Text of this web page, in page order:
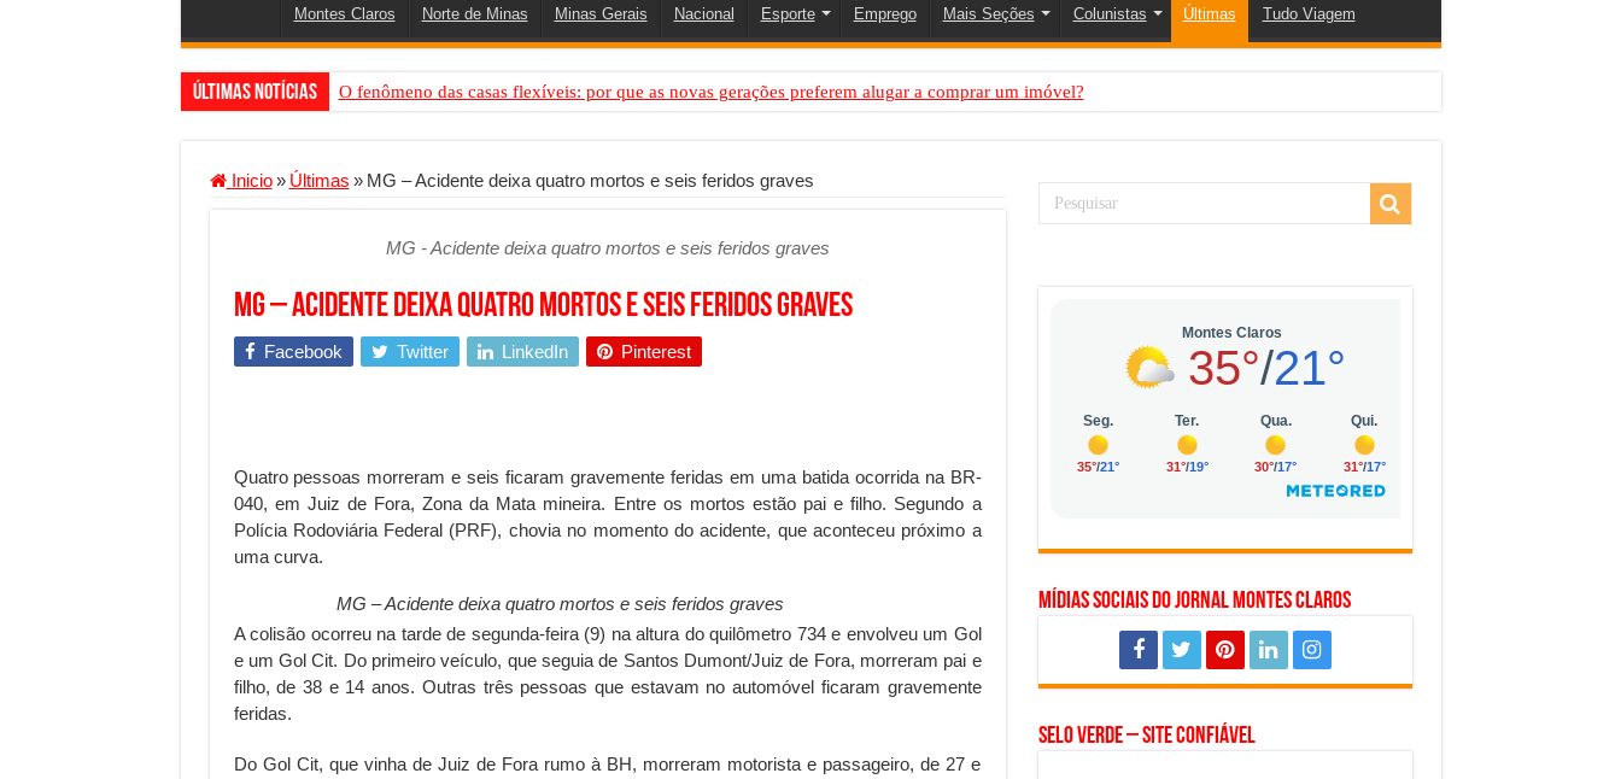
Montes Claros Norte de Minas Minas Gerais Nacional Esporte Emprego Mais Seções Colunistas Últimas Tudo Viagem
Últimas Notícias O fenômeno das casas flexíveis: por que as novas gerações preferem alugar a comprar um imóvel?
Conheça a melhor empresa de transfer passeios e traslados em Porto Seguro, Bahia
Mais da metade dos trabalhadores desconfia dos canais de denúncia das empresas
Comércio Interativo ganha força no Brasil com a chegada da VIVAMOMENTO ao polo empresarial da Vila Olímpia, em São Paulo
De economista a referência nacional: como Jaque Rosa ensina tarólogas a faturarem mais de R$ 10 mil no digital
Tomada de decisão estratégica: como usar dados e regulamentações a seu favor
Investimento em energia limpa chega para brasileiros: ZCT traz oportunidades de lucro seguro com solar, eólica e hidrogênio verde
Qualidade do produto e percepção do consumidor: como marcas evitam ruídos no mercado
O Crescimento da Influência de Especialistas Independentes
Inicio » Últimas » MG – Acidente deixa quatro mortos e seis feridos graves
MG - Acidente deixa quatro mortos e seis feridos graves
MG – Acidente deixa quatro mortos e seis feridos graves
Facebook Twitter LinkedIn Pinterest
Quatro pessoas morreram e seis ficaram gravemente feridas em uma batida ocorrida na BR-
040, em Juiz de Fora, Zona da Mata mineira. Entre os mortos estão pai e filho. Segundo a
Polícia Rodoviária Federal (PRF), chovia no momento do acidente, que aconteceu próximo a
uma curva.
MG – Acidente deixa quatro mortos e seis feridos graves
A colisão ocorreu na tarde de segunda-feira (9) na altura do quilômetro 734 e envolveu um Gol
e um Gol Cit. Do primeiro veículo, que seguia de Santos Dumont/Juiz de Fora, morreram pai e
filho, de 38 e 14 anos. Outras três pessoas que estavam no automóvel ficaram gravemente
feridas.
Do Gol Cit, que vinha de Juiz de Fora rumo à BH, morreram motorista e passageiro, de 27 e
Mídias Sociais do Jornal Montes Claros
Selo Verde – Site Confiável